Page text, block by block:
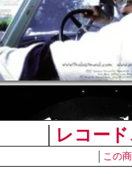
レコー
この